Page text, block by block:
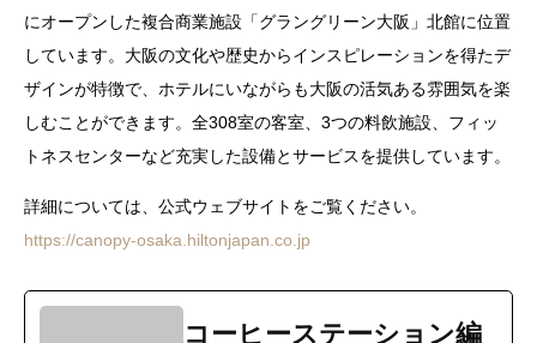
にオープンした複合商業施設「グラングリーン大阪」北館に位置
しています。大阪の文化や歴史からインスピレーションを得たデ
ザインが特徴で、ホテルにいながらも大阪の活気ある雰囲気を楽
しむことができます。全308室の客室、3つの料飲施設、フィッ
トネスセンターなど充実した設備とサービスを提供しています。
詳細については、公式ウェブサイトをご覧ください。
https://canopy-osaka.hiltonjapan.co.jp
コーヒーステーション編